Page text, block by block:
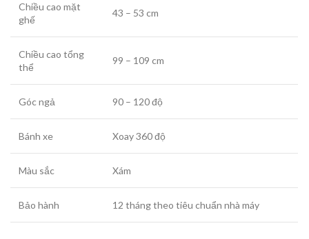
Chiều cao mặt
ghế
43 – 53 cm
Chiều cao tổng
thể
99 – 109 cm
Góc ngả 90 – 120 độ
Bánh xe Xoay 360 độ
Màu sắc Xám
Bảo hành 12 tháng theo tiêu chuẩn nhà máy